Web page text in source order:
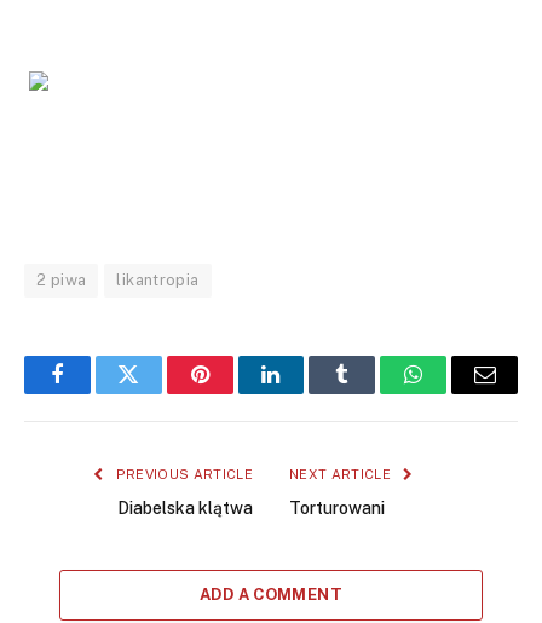
2 piwa likantropia
FacebookTwitter PinterestLinkedInTumblr WhatsAppEmail
PREVIOUS ARTICLE
Diabelska klątwa
NEXT ARTICLE
Torturowani
ADD A COMMENT